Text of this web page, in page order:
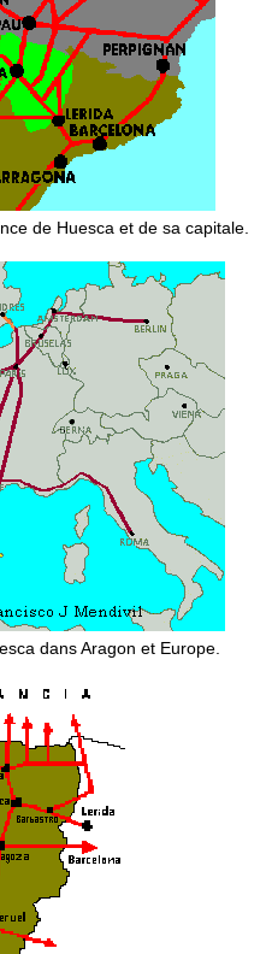
de Huesca et de sa capitale.
dans Aragon et Europe.